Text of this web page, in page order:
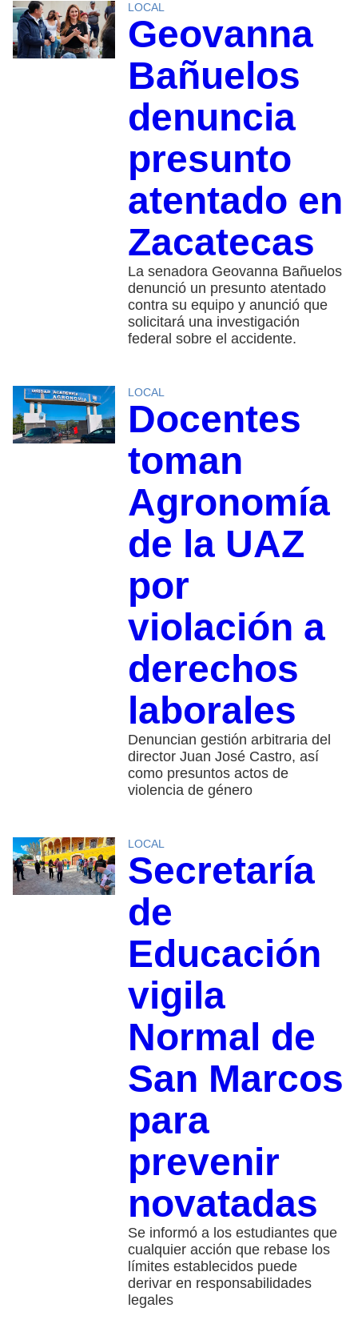
LOCAL
Geovanna
Bañuelos
denuncia
presunto
atentado en
Zacatecas
La senadora Geovanna Bañuelos
denunció un presunto atentado
contra su equipo y anunció que
solicitará una investigación
federal sobre el accidente.
LOCAL
Docentes
toman
Agronomía
de la UAZ
por
violación a
derechos
laborales
Denuncian gestión arbitraria del
director Juan José Castro, así
como presuntos actos de
violencia de género
LOCAL
Secretaría
de
Educación
vigila
Normal de
San Marcos
para
prevenir
novatadas
Se informó a los estudiantes que
cualquier acción que rebase los
límites establecidos puede
derivar en responsabilidades
legales